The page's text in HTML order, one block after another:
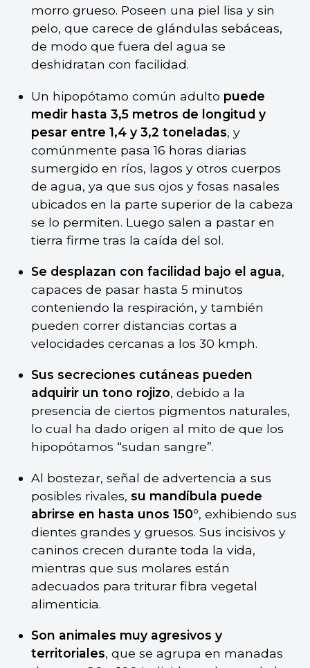
morro grueso. Poseen una piel lisa y sin
pelo, que carece de glándulas sebáceas,
de modo que fuera del agua se
deshidratan con facilidad.
Un hipopótamo común adulto puede
medir hasta 3,5 metros de longitud y
pesar entre 1,4 y 3,2 toneladas, y
comúnmente pasa 16 horas diarias
sumergido en ríos, lagos y otros cuerpos
de agua, ya que sus ojos y fosas nasales
ubicados en la parte superior de la cabeza
se lo permiten. Luego salen a pastar en
tierra firme tras la caída del sol.
Se desplazan con facilidad bajo el agua,
capaces de pasar hasta 5 minutos
conteniendo la respiración, y también
pueden correr distancias cortas a
velocidades cercanas a los 30 kmph.
Sus secreciones cutáneas pueden
adquirir un tono rojizo, debido a la
presencia de ciertos pigmentos naturales,
lo cual ha dado origen al mito de que los
hipopótamos “sudan sangre”.
Al bostezar, señal de advertencia a sus
posibles rivales, su mandíbula puede
abrirse en hasta unos 150°, exhibiendo sus
dientes grandes y gruesos. Sus incisivos y
caninos crecen durante toda la vida,
mientras que sus molares están
adecuados para triturar fibra vegetal
alimenticia.
Son animales muy agresivos y
territoriales, que se agrupa en manadas